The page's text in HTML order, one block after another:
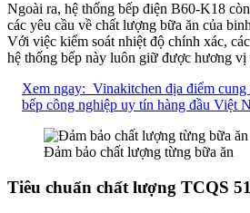
Ngoài ra, hệ thống bếp điện B60-K18
các yêu cầu về chất lượng bữa ăn của
Với việc kiểm soát nhiệt độ chính xác,
hệ thống bếp này luôn giữ được hương
Xem ngay: Vinakitchen địa điểm
bếp công nghiệp uy tín hàng đầu Việt
Đảm bảo chất lượng từng bữa ăn
Tiêu chuẩn chất lượng TCQS